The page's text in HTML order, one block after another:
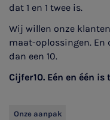
dat 1 en 1 twee is.
Wij willen onze
maat-oplossingen.
dan een 10.
Cijfer10. Eén en één is
Onze aanpak